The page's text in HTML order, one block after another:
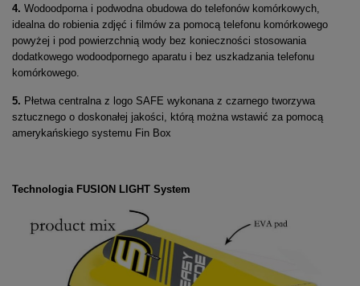
4. Wodoodporna i podwodna obudowa do telefonów komórkowych,
idealna do robienia zdjęć i filmów za pomocą telefonu komórkowego
powyżej i pod powierzchnią wody bez konieczności stosowania
dodatkowego wodoodpornego aparatu i bez uszkadzania telefonu
komórkowego.
5. Płetwa centralna z logo SAFE wykonana z czarnego tworzywa
sztucznego o doskonałej jakości, którą można wstawić za pomocą
amerykańskiego systemu Fin Box
Technologia FUSION LIGHT System